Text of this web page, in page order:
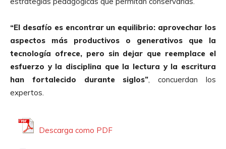
“El desafío es encontrar un equilibrio: aprovechar los
aspectos más productivos o generativos que la
tecnología ofrece, pero sin dejar que reemplace el
esfuerzo y la disciplina que la lectura y la escritura
han fortalecido durante siglos” , concuerdan los
expertos.
Descarga como PDF